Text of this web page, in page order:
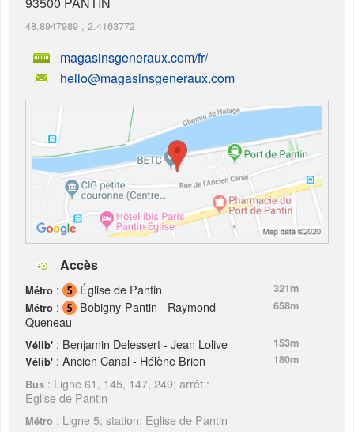
48.8947989 , 2.4163772
magasinsgeneraux.com/fr/
hello@magasinsgeneraux.com
Accès
Métro : Église de Pantin
321m
Métro :
Bobigny-Pantin - Raymond
Queneau
658m
Vélib' : Benjamin Delessert - Jean Lolive
153m
Vélib' : Ancien Canal - Hélène Brion
180m
Bus : Ligne 61, 145, 147, 249; arrêt :
Eglise de Pantin
Métro : Ligne 5; station: Eglise de Pantin